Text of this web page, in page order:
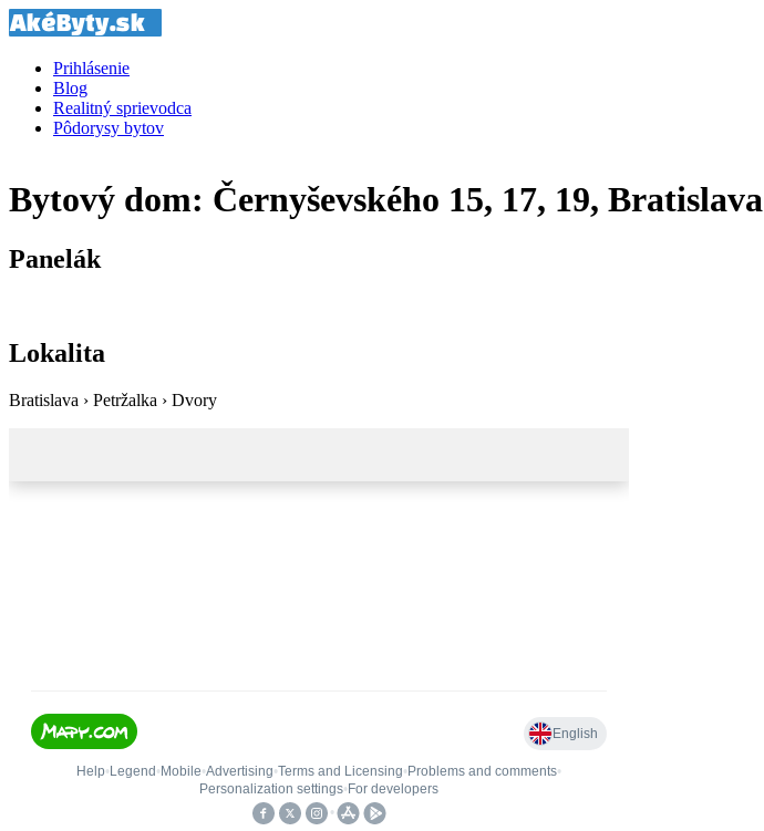
Prihlásenie
Blog
Realitný sprievodca
Pôdorysy bytov
Bytový dom: Černyševského 15, 17, 19, Bratislava
Panelák
Lokalita
Bratislava › Petržalka › Dvory